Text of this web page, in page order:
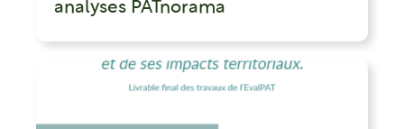
analyses PATnorama